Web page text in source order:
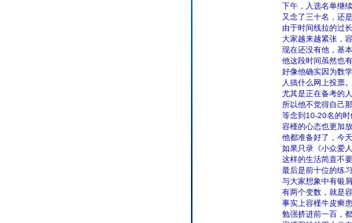
下午，入选名单继
又念了三十名，还
由于时间线拉的过
大家越来越紧张，
现在还没有他，基
他这段时间虽然也
好像他确实因为数
人搞什么网上投票。
尤其是正在备考的
所以他不觉得自己
等念到10-20名的
容槿的心态也更加
他都准备好了，今
如果只录《小众爱
这样的生活简直不
最后是前十位的练
与大家想象中有银
有两个变数，就是
事实上容槿牛皮癣
勉强挤进前一百，